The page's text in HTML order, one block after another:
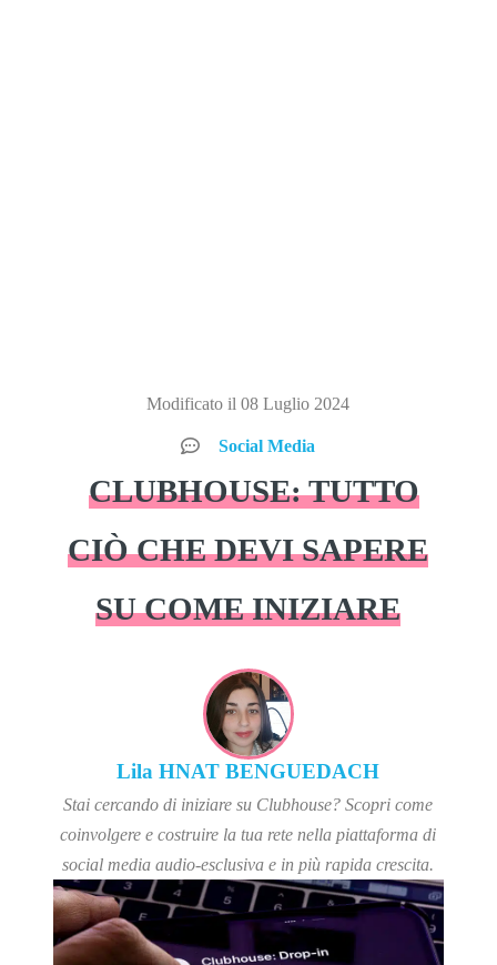
Modificato il 08 Luglio 2024
Social Media
CLUBHOUSE: TUTTO
CIÒ CHE DEVI SAPERE
SU COME INIZIARE
Lila HNAT BENGUEDACH
Stai cercando di iniziare su Clubhouse? Scopri come
coinvolgere e costruire la tua rete nella piattaforma di
social media audio-esclusiva e in più rapida crescita.